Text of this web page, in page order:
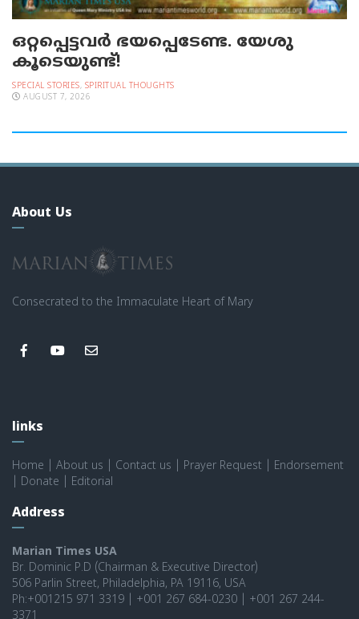
ഒറ്റപ്പെട്ടവര്‍ ഭയപ്പെടേണ്ട. യേശു
കൂടെയുണ്ട്!
SPECIAL STORIES, SPIRITUAL THOUGHTS
AUGUST 7, 2026
About Us
Consecrated to the Immaculate Heart of Mary
links
Home About us Contact us Prayer Request
Endorsement
Donate Editorial
Address
Marian Times USA
Br. Dominic P.D (Chairman & Executive Director)
506 Parlin Street, Philadelphia, PA 19116, USA
Ph:+001215 971 3319 | +001 267 684-0230 | +001 267 244-
3371